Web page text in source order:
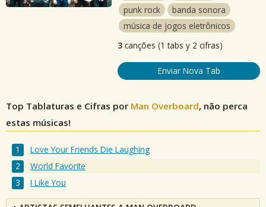
punk rock
banda sonora
música de jogos eletrônicos
3 canções (1 tabs y 2 cifras)
Enviar Nova Tab
Top Tablaturas e Cifras por Man Overboard, não perca
estas músicas!
Love Your Friends Die Laughing
World Favorite
I Like You